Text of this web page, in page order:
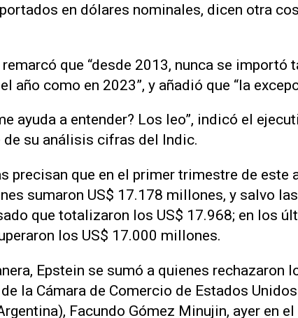
en dólares nominales, dicen otra
que “desde 2013, nunca se importó
año como en 2023”, y añadió que “la
ayuda a entender? Los leo”, indicó el
de su análisis cifras del Indic.
precisan que en el primer trimestre de este
sumaron US$ 17.178 millones, y salvo
que totalizaron los US$ 17.968; en los
los US$ 17.000 millones.
Epstein se sumó a quienes rechazaron
la Cámara de Comercio de Estados
Facundo Gómez Minujin, ayer en